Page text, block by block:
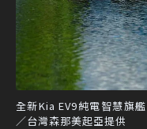
全新Kia EV9純電智慧旗
／台灣森那美起亞提供